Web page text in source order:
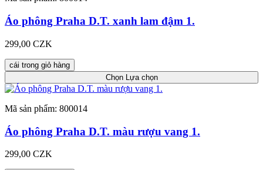
Áo phông Praha D.T. xanh lam đậm 1.
299,00 CZK
cái trong giỏ hàng
ChọnLựa chọn
Mã sản phẩm: 800014
Áo phông Praha D.T. màu rượu vang 1.
299,00 CZK